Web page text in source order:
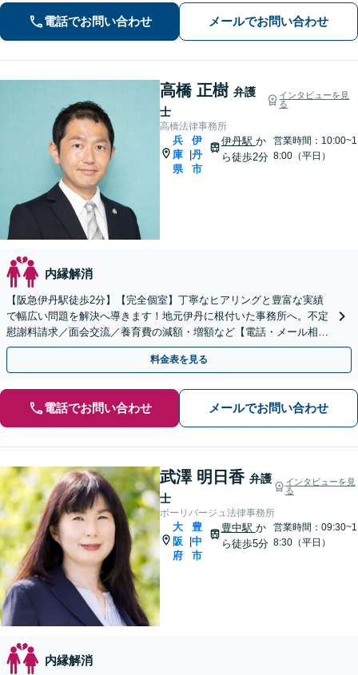
／刑事事件（被害者側も対応）／相続
／離婚問題など。まずはお気軽にご相
談ください
電話でお問い合わせ メールでお問い合わせ
高橋 正樹 弁護
士
インタビューを見
る
高橋法律事務所
兵
庫
県
伊
丹
市
伊丹駅 か
ら徒歩2分
営業時間：10:00~1
8:00（平日）
内縁解消
【阪急伊丹駅徒歩2分】【完全個室】丁寧なヒアリングと豊富な実績
で幅広い問題を解決へ導きます！地元伊丹に根付いた事務所へ。不定
慰謝料請求／面会交流／養育費の減額・増額など【電話・メール相談
初回無料】【休日夜間対応可】【オンライン可能】
料金表を見る
電話でお問い合わせ メールでお問い合わせ
武澤 明日香 弁護
士
インタビューを見
る
ボーリバージュ法律事務所
大
阪
府
豊
中
市
豊中駅 か
ら徒歩5分
営業時間：09:30~1
8:30（平日）
内縁解消